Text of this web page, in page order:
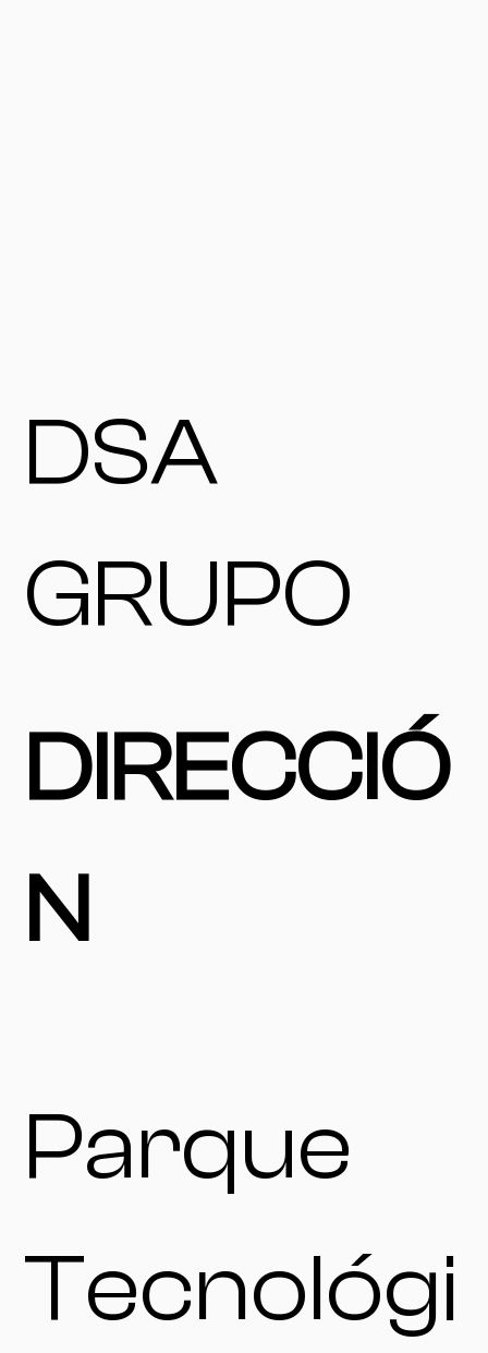
DSA
GRUPO
DIRECCIÓ
N
Parque
Tecnológi